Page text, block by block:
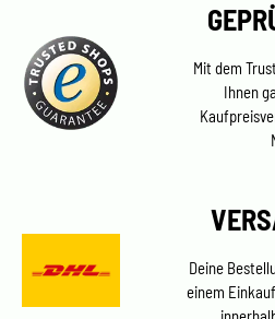
Mit dem
Ihnen
Deine
einem